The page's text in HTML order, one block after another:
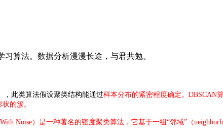
习算法。数据分析漫漫长途，与君共勉。
，此类算法假设聚类结构能通过样本分布的紧密程度确定。 DBSCAN
的簇。
Noise）是一种著名的密度聚类算法，它基于一组“邻域”（